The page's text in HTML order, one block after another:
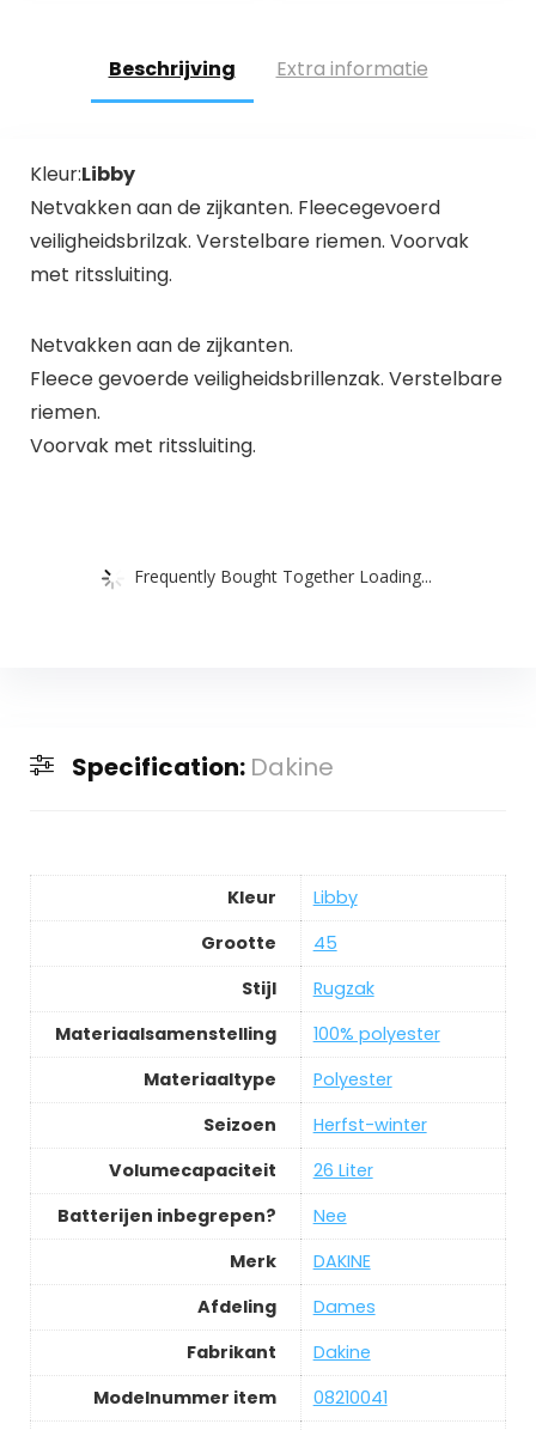
Beschrijving Extra informatie
Kleur:Libby
Netvakken aan de zijkanten. Fleecegevoerd
veiligheidsbrilzak. Verstelbare riemen. Voorvak
met ritssluiting.
Netvakken aan de zijkanten.
Fleece gevoerde veiligheidsbrillenzak. Verstelbare
riemen.
Voorvak met ritssluiting.
Frequently Bought Together Loading...
Specification: Dakine
Kleur
‎Libby
Grootte
‎45
Stijl
‎Rugzak
Materiaalsamenstelling
‎100% polyester
Materiaaltype
‎Polyester
Seizoen
‎Herfst-winter
Volumecapaciteit
‎26 Liter
Batterijen inbegrepen?
‎Nee
Merk
‎DAKINE
Afdeling
‎Dames
Fabrikant
‎Dakine
Modelnummer item
‎08210041